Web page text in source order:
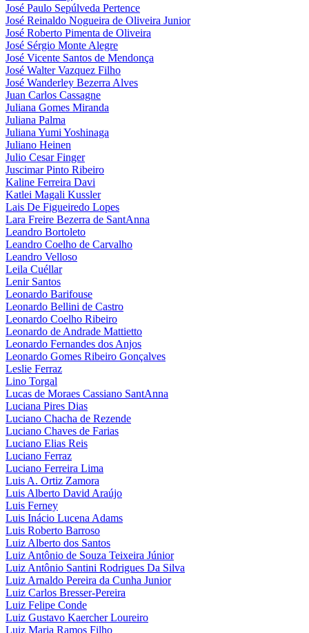
José Paulo Sepúlveda Pertence
José Reinaldo Nogueira de Oliveira Junior
José Roberto Pimenta de Oliveira
José Sérgio Monte Alegre
José Vicente Santos de Mendonça
José Walter Vazquez Filho
José Wanderley Bezerra Alves
Juan Carlos Cassagne
Juliana Gomes Miranda
Juliana Palma
Juliana Yumi Yoshinaga
Juliano Heinen
Julio Cesar Finger
Juscimar Pinto Ribeiro
Kaline Ferreira Davi
Katlei Magali Kussler
Lais De Figueiredo Lopes
Lara Freire Bezerra de SantAnna
Leandro Bortoleto
Leandro Coelho de Carvalho
Leandro Velloso
Leila Cuéllar
Lenir Santos
Leonardo Barifouse
Leonardo Bellini de Castro
Leonardo Coelho Ribeiro
Leonardo de Andrade Mattietto
Leonardo Fernandes dos Anjos
Leonardo Gomes Ribeiro Gonçalves
Leslie Ferraz
Lino Torgal
Lucas de Moraes Cassiano SantAnna
Luciana Pires Dias
Luciano Chacha de Rezende
Luciano Chaves de Farias
Luciano Elias Reis
Luciano Ferraz
Luciano Ferreira Lima
Luis A. Ortiz Zamora
Luis Alberto David Araújo
Luis Ferney
Luis Inácio Lucena Adams
Luis Roberto Barroso
Luiz Alberto dos Santos
Luiz Antônio de Souza Teixeira Júnior
Luiz Antônio Santini Rodrigues Da Silva
Luiz Arnaldo Pereira da Cunha Junior
Luiz Carlos Bresser-Pereira
Luiz Felipe Conde
Luiz Gustavo Kaercher Loureiro
Luiz Maria Ramos Filho